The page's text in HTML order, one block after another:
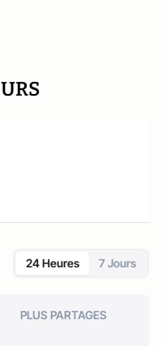
24 Heures 7 Jours
PLUS PARTAGES